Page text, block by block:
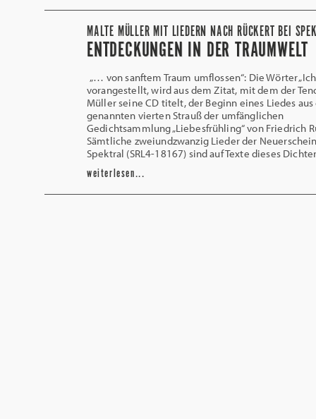
MALTE MÜLLER MIT LIEDERN NACH RÜCKERT BEI
ENTDECKUNGEN IN DER TRAUMWELT
„… von sanftem Traum umflossen“: Die Wörter
vorangestellt, wird aus dem Zitat, mit dem der
Müller seine CD titelt, der Beginn eines Liedes aus
genannten vierten Strauß der umfänglichen
Gedichtsammlung „Liebesfrühling“ von Friedrich
Sämtliche zweiundzwanzig Lieder der
Spektral (SRL4-18167) sind auf Texte dieses
weiterlesen...